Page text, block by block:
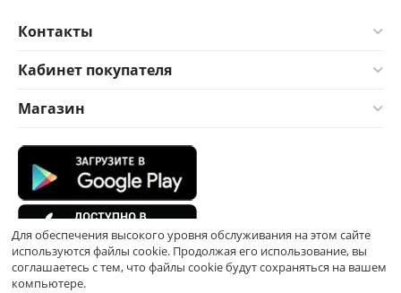
Контакты
Кабинет покупателя
Магазин
Для обеспечения высокого уровня обслуживания на этом сайте
используются файлы cookie. Продолжая его использование, вы
соглашаетесь с тем, что файлы cookie будут сохраняться на вашем
компьютере.